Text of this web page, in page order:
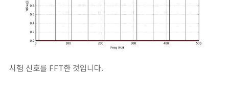
시험 신호를 FFT한 것입니다.